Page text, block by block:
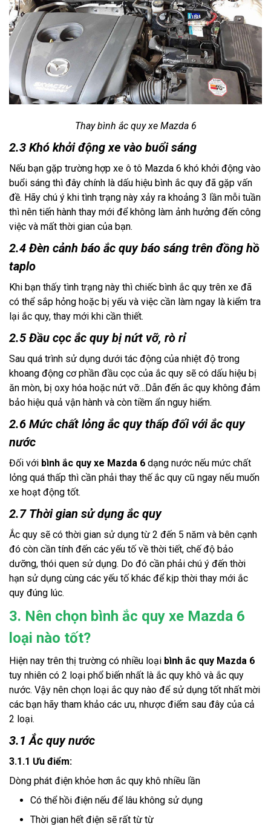
Thay bình ắc quy xe Mazda 6
2.3 Khó khởi động xe vào buổi sáng
Nếu bạn gặp trường hợp xe ô tô Mazda 6 khó khởi động vào
buổi sáng thì đây chính là dấu hiệu bình ắc quy đã gặp vấn
đề. Hãy chú ý khi tình trạng này xảy ra khoảng 3 lần mỗi tuần
thì nên tiến hành thay mới để không làm ảnh hưởng đến công
việc và mất thời gian của bạn.
2.4 Đèn cảnh báo ắc quy báo sáng trên đồng hồ
taplo
Khi bạn thấy tình trạng này thì chiếc bình ắc quy trên xe đã
có thể sắp hỏng hoặc bị yếu và việc cần làm ngay là kiểm tra
lại ắc quy, thay mới khi cần thiết.
2.5 Đầu cọc ắc quy bị nứt vỡ, rò rỉ
Sau quá trình sử dụng dưới tác động của nhiệt độ trong
khoang động cơ phần đầu cọc của ắc quy sẽ có dấu hiệu bị
ăn mòn, bị oxy hóa hoặc nứt vỡ…Dẫn đến ắc quy không đảm
bảo hiệu quả vận hành và còn tiềm ẩn nguy hiểm.
2.6 Mức chất lỏng ắc quy thấp đối với ắc quy
nước
Đối với bình ắc quy xe Mazda 6 dạng nước nếu mức chất
lỏng quá thấp thì cần phải thay thế ắc quy cũ ngay nếu muốn
xe hoạt động tốt.
2.7 Thời gian sử dụng ắc quy
Ắc quy sẽ có thời gian sử dụng từ 2 đến 5 năm và bên cạnh
đó còn cần tính đến các yếu tố về thời tiết, chế độ bảo
dưỡng, thói quen sử dụng. Do đó cần phải chú ý đến thời
hạn sử dụng cùng các yếu tố khác để kịp thời thay mới ắc
quy đúng lúc.
3. Nên chọn bình ắc quy xe Mazda 6
loại nào tốt?
Hiện nay trên thị trường có nhiều loại bình ắc quy Mazda 6
tuy nhiên có 2 loại phổ biến nhất là ắc quy khô và ắc quy
nước. Vậy nên chọn loại ắc quy nào để sử dụng tốt nhất mời
các bạn hãy tham khảo các ưu, nhược điểm sau đây của cả
2 loại.
3.1 Ắc quy nước
3.1.1 Ưu điểm:
Dòng phát điện khỏe hơn ắc quy khô nhiều lần
Có thể hồi điện nếu để lâu không sử dụng
Thời gian hết điện sẽ rất từ từ